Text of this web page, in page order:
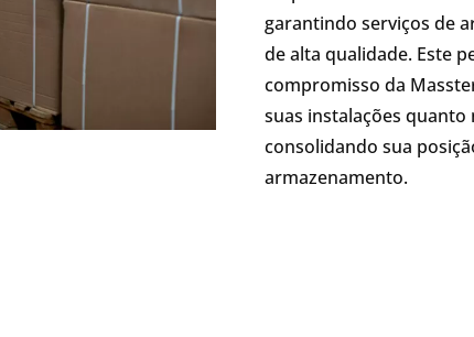
garantindo serviços de
de alta qualidade. Este
compromisso da
suas instalações
consolidando sua
armazenamento.